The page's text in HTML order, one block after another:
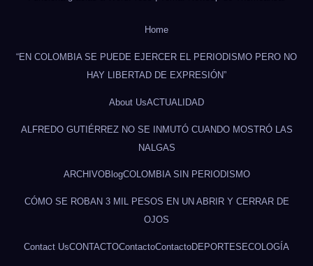
Home
“EN COLOMBIA SE PUEDE EJERCER EL PERIODISMO PERO NO
HAY LIBERTAD DE EXPRESIÓN”
About UsACTUALIDAD
ALFREDO GUTIÉRREZ NO SE INMUTÓ CUANDO MOSTRÓ LAS
NALGAS
ARCHIVOBlogCOLOMBIA SIN PERIODISMO
CÓMO SE ROBAN 3 MIL PESOS EN UN ABRIR Y CERRAR DE
OJOS
Contact UsCONTACTOContactoContactoDEPORTES ECOLOGÍA